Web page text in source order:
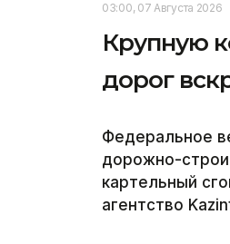
03:00, 07 Августа 2026
Крупную
дорог
Федеральное
дорожно-
картельный
агентство